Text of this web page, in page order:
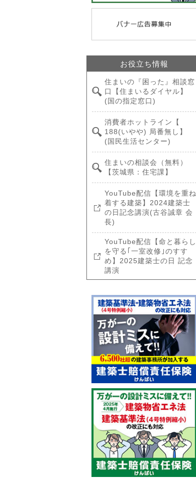
お役立ち情報
住まいの『困った』相談窓
口【住まいるダイヤル】
(国の指定窓口)
消費者ホットライン【
188(いやや) 局番無し】
(国民生活センター)
住まいの相談会（無料）
【茨城県：住宅課】
YouTube配信【環境を重ね
着する建築】2024建築士
の日記念講演(古谷誠章 会
長)
YouTube配信【命と暮らし
を守る｢一室改修｣のすす
め】2025建築士の日 記念
講演